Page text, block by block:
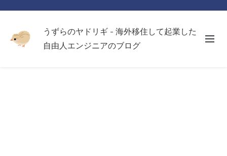
うずらのヤドリギ - 海外移住して起業した
自由人エンジニアのブログ